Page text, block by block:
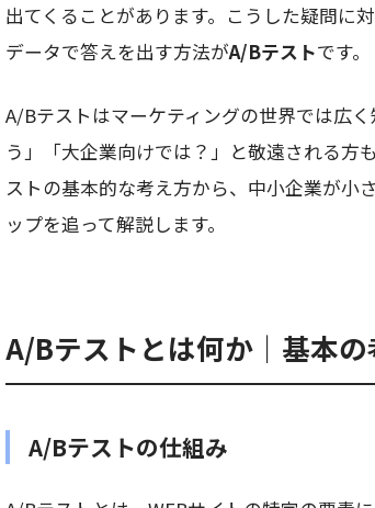
出てくることがあります。こうした疑問に
データで答えを出す方法がA/Bテストです。
A/Bテストはマーケティングの世界では広
う」「大企業向けでは？」と敬遠される方
ストの基本的な考え方から、中小企業が小
ップを追って解説します。
A/Bテストとは何か｜基本の
A/Bテストの仕組み